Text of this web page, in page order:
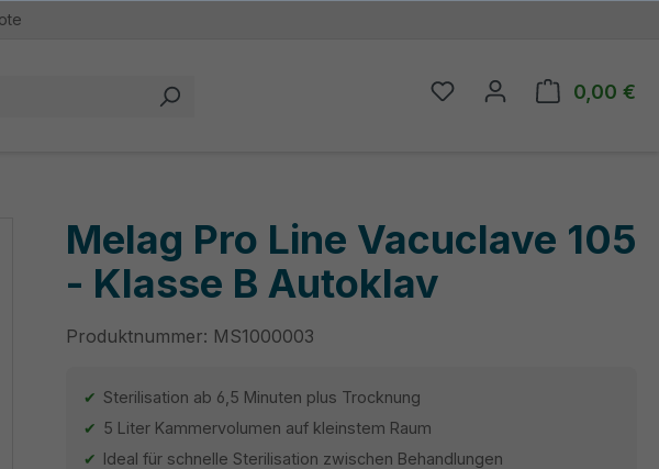
Du hast 0 Produkte
0,00 €
Melag Pro Line Vacuclave 105
- Klasse B Autoklav
Produktnummer: MS1000003
Sterilisation ab 6,5 Minuten plus Trocknung
5 Liter Kammervolumen auf kleinstem Raum
Ideal für schnelle Sterilisation zwischen Behandlungen